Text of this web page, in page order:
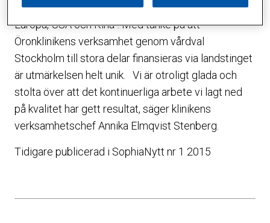
dessutom tävla med fina privatmottagningar i
Europa, USA och Kina”. Med tanke på att
Öronklinikens verksamhet genom vårdval
Stockholm till stora delar finansieras via landstinget
är utmärkelsen helt unik. Vi är otroligt glada och
stolta över att det kontinuerliga arbete vi lagt ned
på kvalitet har gett resultat, säger klinikens
verksamhetschef Annika Elmqvist Stenberg.
Tidigare publicerad i SophiaNytt nr 1 2015